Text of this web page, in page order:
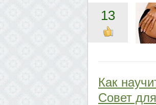
13
Как
Совет